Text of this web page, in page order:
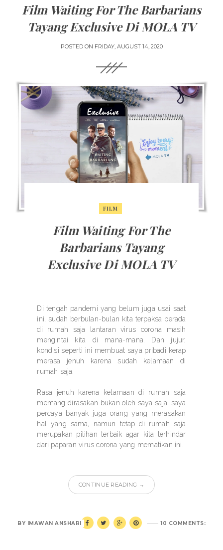
Film Waiting For The Barbarians
Tayang Exclusive Di MOLA TV
POSTED ON FRIDAY, AUGUST 14, 2020
FILM
Film Waiting For The
Barbarians Tayang
Exclusive Di MOLA TV
Di tengah pandemi yang belum juga usai saat
ini, sudah berbulan-bulan kita terpaksa berada
di rumah saja lantaran virus corona masih
mengintai kita di mana-mana. Dan jujur,
kondisi seperti ini membuat saya pribadi kerap
merasa jenuh karena sudah kelamaan di
rumah saja.
Rasa jenuh karena kelamaan di rumah saja
memang dirasakan bukan oleh saya saja, saya
percaya banyak juga orang yang merasakan
hal yang sama, namun tetap di rumah saja
merupakan pilihan terbaik agar kita terhindar
dari paparan virus corona yang mematikan ini.
CONTINUE READING →
10 COMMENTS:
BY IMAWAN ANSHARI